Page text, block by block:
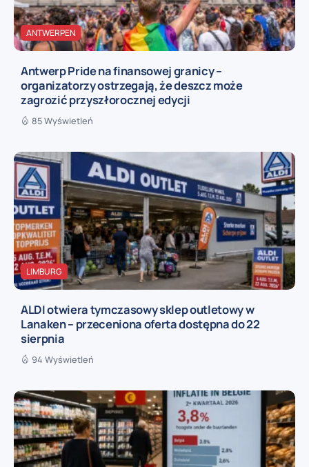
ANTWERPEN
Antwerp Pride na finansowej granicy –
organizatorzy ostrzegają, że deszcz może
zagrozić przyszłorocznej edycji
85 Wyświetleń
LIMBURG
ALDI otwiera tymczasowy sklep outletowy w
Lanaken – przeceniona oferta dostępna do 22
sierpnia
94 Wyświetleń